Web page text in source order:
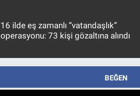
16 ilde eş zamanlı “vatandaşlık”
operasyonu: 73 kişi gözaltına alındı
BEĞEN